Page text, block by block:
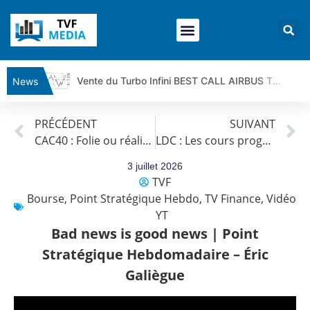
News
Vente du Turbo Infini BEST CALL AIRBUS TY80V à 3,45 € (+118 %)
Vente du Turbo infini BEST PUT COINBASE WO83V à 0,51 € (+46 %)
Jean Marie Seronie :Loi agricole : vraie réforme ou simple réponse à la colère ?| Interview Éco
PRÉCÉDENT
CAC40 : Folie ou réalité ? | Antoine Quesada – Chrono CAC
SUIVANT
LDC : Les cours progressent toujours.
3 juillet 2026
TVF
Bourse, Point Stratégique Hebdo, TV Finance, Vidéo
YT
Bad news is good news | Point
Stratégique Hebdomadaire – Éric
Galiègue